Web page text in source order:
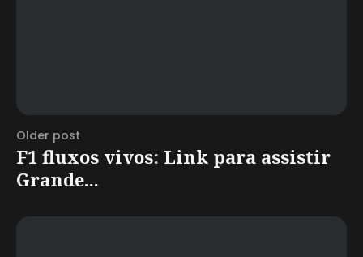
Older post
F1 fluxos vivos: Link para assistir
Grande...